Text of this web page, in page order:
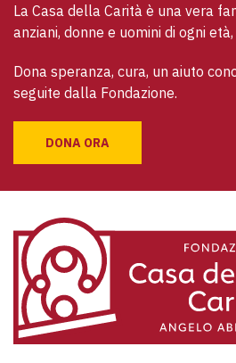
La Casa della Carità è una vera
anziani, donne e uomini di ogni
Dona speranza, cura, un aiuto
seguite dalla Fondazione.
DONA ORA